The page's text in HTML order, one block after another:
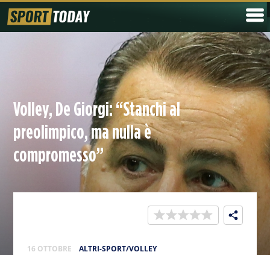
Volley, De Giorgi: “Stanchi al
preolimpico, ma nulla è
compromesso”
16 OTTOBRE ALTRI-SPORT/VOLLEY